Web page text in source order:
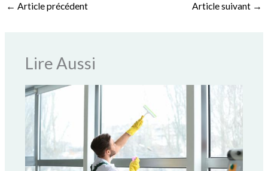
← Article précédent Article suivant →
Lire Aussi